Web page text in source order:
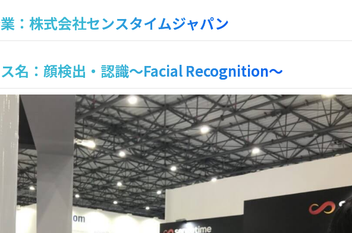
：株式会社センスタイムジャパン
名：顔検出・認識〜Facial Recognition〜